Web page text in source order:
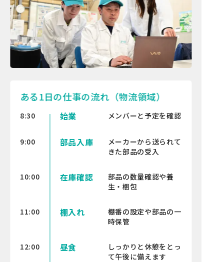
ある1日の仕事の流れ（物流領域）
8:30 始業 メンバーと予定を確認
9:00 部品入庫
メーカーから送られて
きた部品の受入
10:00 在庫確認
部品の数量確認や養
生・梱包
11:00 棚入れ
棚番の設定や部品の一
時保管
12:00 昼食
しっかりと休憩をとっ
て午後に備えます